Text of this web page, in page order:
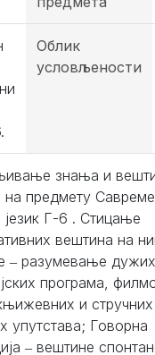
Облик
условљености
знања и
на предмету
језик Г-6 . Стицање
вештина на
‒ разумевање
програма,
и стручних
упутстава; Говорна
‒ вештине